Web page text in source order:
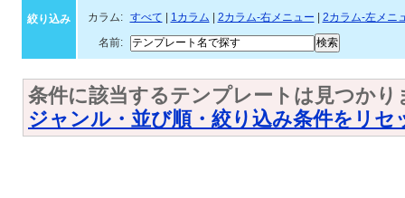
絞り込み
カラム:
すべて 1カラム 2カラム-右メニュー
2カラム-左メニ
名前:
条件に該当するテンプレートは見つかり
ジャンル・並び順・絞り込み条件をリセ